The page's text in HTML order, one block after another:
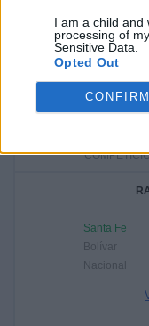
I am a child and
processing of
Sensitive Data.
Opted Out
CONFIRM
3
TOTAL
3
Santa Fe
Bolívar
Nacional